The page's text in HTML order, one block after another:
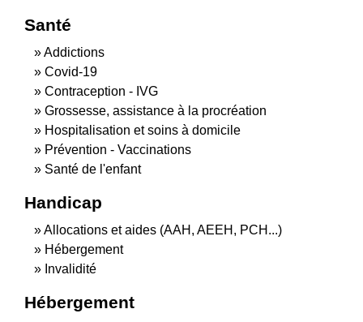
Santé
Addictions
Covid-19
Contraception - IVG
Grossesse, assistance à la procréation
Hospitalisation et soins à domicile
Prévention - Vaccinations
Santé de l'enfant
Handicap
Allocations et aides (AAH, AEEH, PCH...)
Hébergement
Invalidité
Hébergement